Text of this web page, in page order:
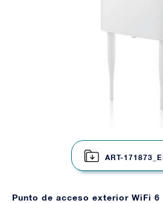
ART-
Punto de acceso exterior WiFi